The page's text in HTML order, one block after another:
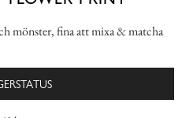
mönster, fina att mixa & matcha